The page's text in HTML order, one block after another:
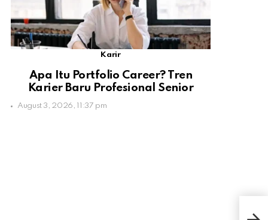
Karir
Apa Itu Portfolio Career? Tren
Karier Baru Profesional Senior
August 3, 2026, 11:37 pm